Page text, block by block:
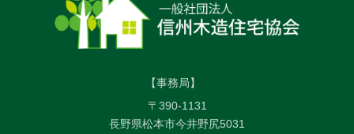
【事務局】
〒390-1131
長野県松本市今井野尻5031